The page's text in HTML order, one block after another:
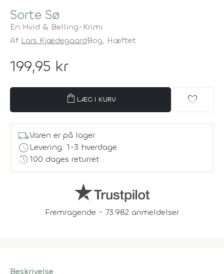
Sorte Sø
En Hvid & Belling-Krimi
Af Lars KjædegaardBog, Hæftet
199,95 kr
shopping_bag LÆG I KURV favorite
local_shippingVaren er på lager
scheduleLevering: 1-3 hverdage
history100 dages returret
Fremragende - 73.982 anmeldelser
Beskrivelse